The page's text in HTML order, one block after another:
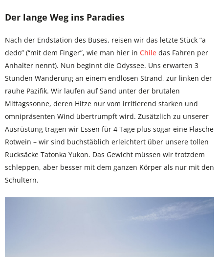
Der lange Weg ins Paradies
Nach der Endstation des Buses, reisen wir das letzte Stück “a
dedo” (“mit dem Finger”, wie man hier in Chile das Fahren per
Anhalter nennt). Nun beginnt die Odyssee. Uns erwarten 3
Stunden Wanderung an einem endlosen Strand, zur linken der
rauhe Pazifik. Wir laufen auf Sand unter der brutalen
Mittagssonne, deren Hitze nur vom irritierend starken und
omnipräsenten Wind übertrumpft wird. Zusätzlich zu unserer
Ausrüstung tragen wir Essen für 4 Tage plus sogar eine Flasche
Rotwein – wir sind buchstäblich erleichtert über unsere tollen
Rucksäcke Tatonka Yukon. Das Gewicht müssen wir trotzdem
schleppen, aber besser mit dem ganzen Körper als nur mit den
Schultern.